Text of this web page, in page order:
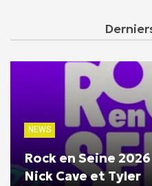
NEWS
Rock en Seine
Nick Cave et Tyler